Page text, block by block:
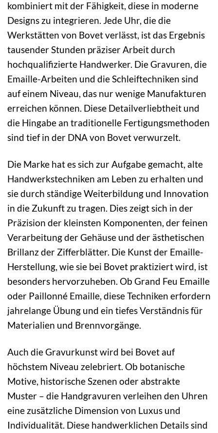
kombiniert mit der Fähigkeit, diese in moderne
Designs zu integrieren. Jede Uhr, die die
Werkstätten von Bovet verlässt, ist das Ergebnis
tausender Stunden präziser Arbeit durch
hochqualifizierte Handwerker. Die Gravuren, die
Emaille-Arbeiten und die Schleiftechniken sind
auf einem Niveau, das nur wenige Manufakturen
erreichen können. Diese Detailverliebtheit und
die Hingabe an traditionelle Fertigungsmethoden
sind tief in der DNA von Bovet verwurzelt.
Die Marke hat es sich zur Aufgabe gemacht, alte
Handwerkstechniken am Leben zu erhalten und
sie durch ständige Weiterbildung und Innovation
in die Zukunft zu tragen. Dies zeigt sich in der
Präzision der kleinsten Komponenten, der feinen
Verarbeitung der Gehäuse und der ästhetischen
Brillanz der Zifferblätter. Die Kunst der Emaille-
Herstellung, wie sie bei Bovet praktiziert wird, ist
besonders hervorzuheben. Ob Grand Feu Emaille
oder Paillonné Emaille, diese Techniken erfordern
jahrelange Übung und ein tiefes Verständnis für
Materialien und Brennvorgänge.
Auch die Gravurkunst wird bei Bovet auf
höchstem Niveau zelebriert. Ob botanische
Motive, historische Szenen oder abstrakte
Muster – die Handgravuren verleihen den Uhren
eine zusätzliche Dimension von Luxus und
Individualität. Diese handwerklichen Details sind